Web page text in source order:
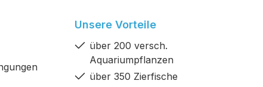
Unsere Vorteile
über 200 versch.
Aquariumpflanzen
über 350 Zierfische